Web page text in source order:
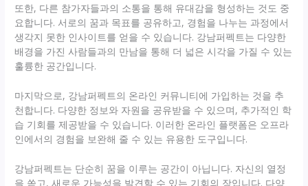
또한, 다른 참가자들과의 소통을 통해 유대감을 형성하는 것도 중
요합니다. 서로의 꿈과 목표를 공유하고, 경험을 나누는 과정에서
생각지 못한 인사이트를 얻을 수 있습니다. 강남퍼펙트는 다양한
배경을 가진 사람들과의 만남을 통해 더 넓은 시각을 가질 수 있는
훌륭한 공간입니다.
마지막으로, 강남퍼펙트의 온라인 커뮤니티에 가입하는 것을 추
천합니다. 다양한 정보와 자원을 공유받을 수 있으며, 추가적인 학
습 기회를 제공받을 수 있습니다. 이러한 온라인 플랫폼은 오프라
인에서의 경험을 보완해 줄 수 있는 유용한 도구입니다.
강남퍼펙트는 단순히 꿈을 이루는 공간이 아닙니다. 자신의 열정
을 쏟고, 새로운 가능성을 발견할 수 있는 기회의 장입니다. 다양